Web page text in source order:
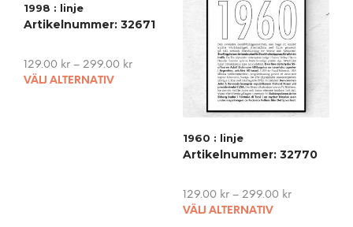
page
1998 : linje
Artikelnummer: 32671
129.00 kr – 299.00 kr
VÄLJ ALTERNATIV
variants.
The
may
be
1960 : linje
Artikelnummer: 32770
129.00 kr– 299.00 kr
VÄLJ ALTERNATIV